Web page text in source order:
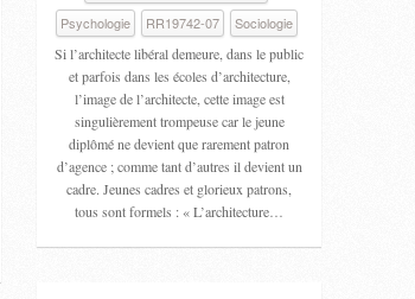
Psychologie
RR19742-07
Sociologie
Si l’architecte libéral demeure, dans le public
et parfois dans les écoles d’architecture,
l’image de l’architecte, cette image est
singulièrement trompeuse car le jeune
diplômé ne devient que rarement patron
d’agence ; comme tant d’autres il devient un
cadre. Jeunes cadres et glorieux patrons,
tous sont formels : « L’architecture…